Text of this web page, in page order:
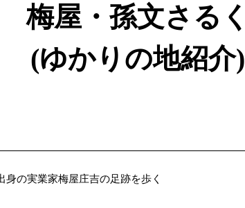
梅屋・孫文さるく
(ゆかりの地紹介)
の実業家梅屋庄吉の足跡を歩く